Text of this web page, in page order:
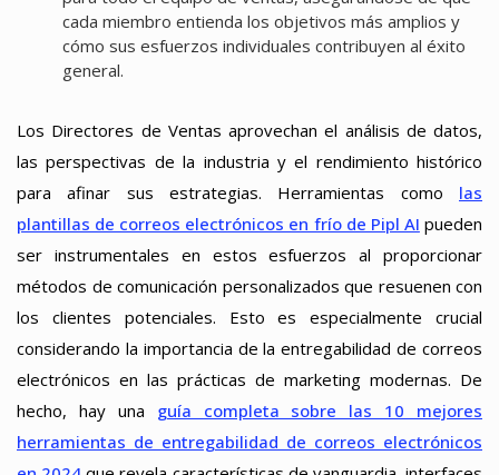
cada miembro entienda los objetivos más amplios y
cómo sus esfuerzos individuales contribuyen al éxito
general.
Los Directores de Ventas aprovechan el análisis de datos,
las perspectivas de la industria y el rendimiento histórico
para afinar sus estrategias. Herramientas como las
plantillas de correos electrónicos en frío de Pipl AI pueden
ser instrumentales en estos esfuerzos al proporcionar
métodos de comunicación personalizados que resuenen con
los clientes potenciales. Esto es especialmente crucial
considerando la importancia de la entregabilidad de correos
electrónicos en las prácticas de marketing modernas. De
hecho, hay una guía completa sobre las 10 mejores
herramientas de entregabilidad de correos electrónicos